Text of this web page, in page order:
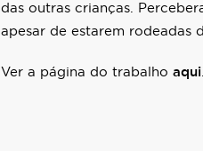
das outras crianças.
apesar de estarem rodeadas
Ver a página do trabalho aqui.